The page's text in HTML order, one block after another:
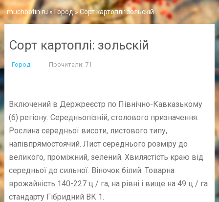
muchbotin.ru»Город» Сорт картоплі: зольскій
Сорт картоплі: зольскій
Город Прочитали: 71
Включений в Держреєстр по Північно-Кавказькому
(6) регіону. Середньопізній, столового призначення.
Рослина середньої висоти, листового типу,
напівпрямостоячий. Лист середнього розміру до
великого, проміжний, зелений. Хвилястість краю від
середньої до сильної. Віночок білий. Товарна
врожайність 140-227 ц / га, на рівні і вище на 49 ц / га
стандарту Гібридний ВК 1.